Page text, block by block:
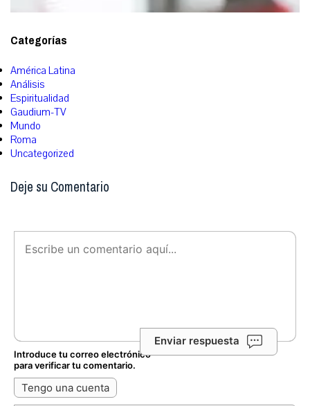
Categorías
América Latina
Análisis
Espiritualidad
Gaudium-TV
Mundo
Roma
Uncategorized
Deje su Comentario
Enviar respuesta
Introduce tu correo electrónico
para verificar tu comentario.
Tengo una cuenta